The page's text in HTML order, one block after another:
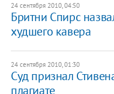
24 сентября 2010, 04:50
Бритни Спирс
худшего кавера
24 сентября 2010, 01:30
Суд признал
плагиате